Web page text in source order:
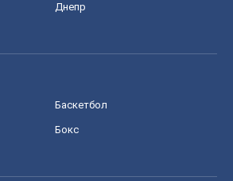
Днепр
Баскетбол
Бокс